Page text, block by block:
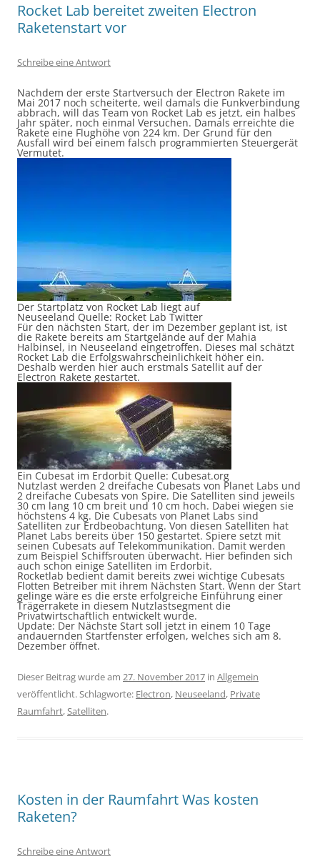
Rocket Lab bereitet zweiten Electron
Raketenstart vor
Schreibe eine Antwort
Nachdem der erste Startversuch der Electron Rakete im
Mai 2017 noch scheiterte, weil damals die Funkverbindung
abbrach, will das Team von Rocket Lab es jetzt, ein halbes
Jahr später, noch einmal Versuchen. Damals erreichte die
Rakete eine Flughöhe von 224 km. Der Grund für den
Ausfall wird bei einem falsch programmierten Steuergerät
Vermutet.
Der Startplatz von Rocket Lab liegt auf
Neuseeland Quelle: Rocket Lab Twitter
Für den nächsten Start, der im Dezember geplant ist, ist
die Rakete bereits am Startgelände auf der Mahia
Halbinsel, in Neuseeland eingetroffen. Dieses mal schätzt
Rocket Lab die Erfolgswahrscheinlichkeit höher ein.
Deshalb werden hier auch erstmals Satellit auf der
Electron Rakete gestartet.
Ein Cubesat im Erdorbit Quelle: Cubesat.org
Nutzlast werden 2 dreifache Cubesats von Planet Labs und
2 dreifache Cubesats von Spire. Die Satelliten sind jeweils
30 cm lang 10 cm breit und 10 cm hoch. Dabei wiegen sie
höchstens 4 kg. Die Cubesats von Planet Labs sind
Satelliten zur Erdbeobachtung. Von diesen Satelliten hat
Planet Labs bereits über 150 gestartet. Spiere setzt mit
seinen Cubesats auf Telekommunikation. Damit werden
zum Beispiel Schiffsrouten überwacht. Hier befinden sich
auch schon einige Satelliten im Erdorbit.
Rocketlab bedient damit bereits zwei wichtige Cubesats
Flotten Betreiber mit ihrem Nächsten Start. Wenn der Start
gelinge wäre es die erste erfolgreiche Einführung einer
Trägerrakete in diesem Nutzlastsegment die
Privatwirtschaftlich entwickelt wurde.
Update: Der Nächste Start soll jetzt in einem 10 Tage
andauernden Startfenster erfolgen, welches sich am 8.
Dezember öffnet.
Dieser Beitrag wurde am 27. November 2017 in Allgemein
veröffentlicht. Schlagworte: Electron, Neuseeland, Private
Raumfahrt,Satelliten.
Kosten in der Raumfahrt Was kosten
Raketen?
Schreibe eine Antwort